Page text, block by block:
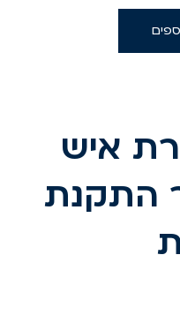
איש
התקנת